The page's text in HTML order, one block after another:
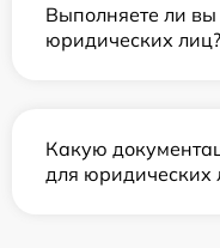
Выполняете ли
юридических лиц?
Какую
для юридических